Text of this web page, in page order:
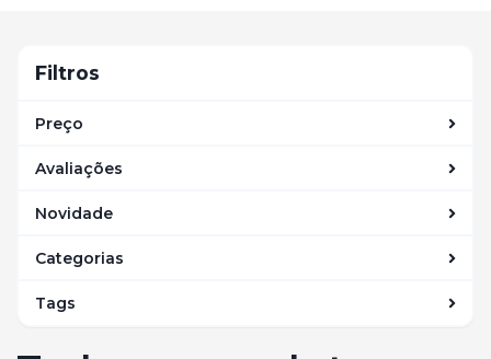
Filtros
Preço
Avaliações
Novidade
Categorias
Tags